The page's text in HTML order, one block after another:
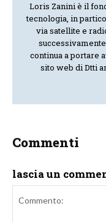
Loris Zanini è il
tecnologia, in
via satellite e
continua a portare
sito web di Dtti
Commenti
lascia un